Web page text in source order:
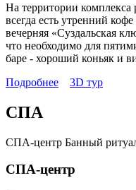
На территории комплекса
всегда есть утренний
вечерняя «Суздальская
что необходимо для
баре - хороший коньяк и
Подробнее
3D тур
СПА
СПА-центр Банный
СПА-центр